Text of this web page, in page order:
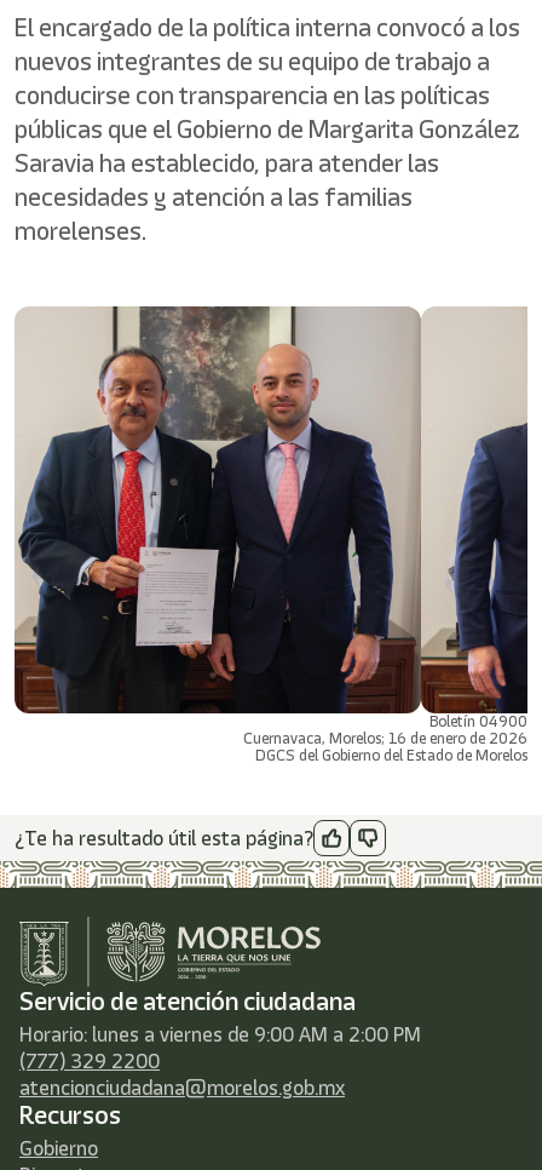
El encargado de la política interna convocó a los
nuevos integrantes de su equipo de trabajo a
conducirse con transparencia en las políticas
públicas que el Gobierno de Margarita González
Saravia ha establecido, para atender las
necesidades y atención a las familias
morelenses.
Boletín 04900
Cuernavaca, Morelos; 16 de enero de 2026
DGCS del Gobierno del Estado de Morelos
¿Te ha resultado útil esta página?
Servicio de atención ciudadana
Horario: lunes a viernes de 9:00 AM a 2:00 PM
(777) 329 2200
atencionciudadana@morelos.gob.mx
Recursos
Gobierno